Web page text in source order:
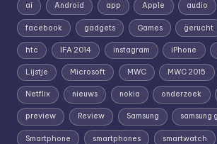
ai Android app Apple audio
facebook gadgets Games gerucht
htc IFA 2014 instagram iPhone
Lijstje Microsoft MWC MWC 2015
Netflix nieuws nokia onderzoek
preview Review Samsung samsung
Smartphone smartphones smartwatch